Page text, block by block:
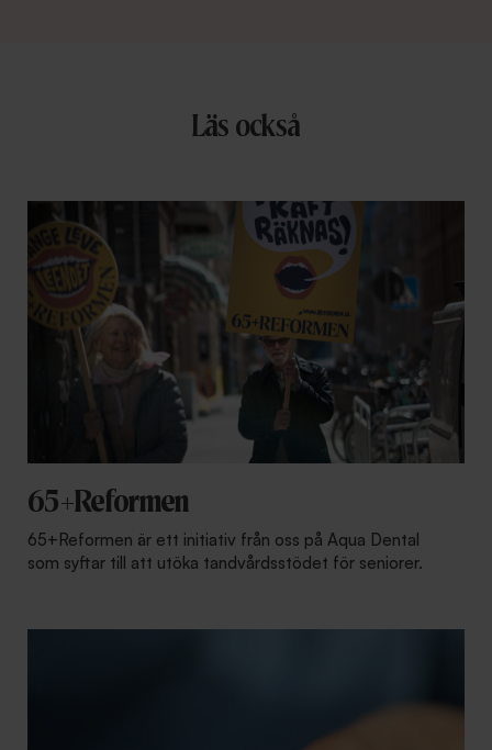
Läs också
65+Reformen
65+Reformen är ett initiativ från oss på Aqua Dental
som syftar till att utöka tandvårdsstödet för seniorer.